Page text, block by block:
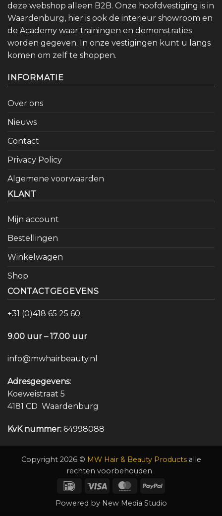
deze webshop alleen B2B. Onze hoofdvestiging is in
Waardenburg, hier is ook de interieur showroom en
de Academy waar trainingen en demonstraties
worden gegeven. In onze vestigingen kunt u langs
komen om zelf te shoppen.
INFORMATIE
Over ons
Nieuws
Contact
Privacy Policy
Algemene voorwaarden
KLANT
Mijn account
Bestellingen
Winkelwagen
Shop
CONTACTGEGEVENS
+31 (0)418 65 25 60
9.00 uur – 17.00 uur
info@mwhairbeauty.nl
Adresgegevens:
Koeweistraat 5
4181 CD Waardenburg
KvK nummer: 64998088
Copyright 2026 © MW Hair & Beauty Productsalle
rechten voorbehouden
IDeal
Visa MasterCardPayPal
Powered by New Media Studio